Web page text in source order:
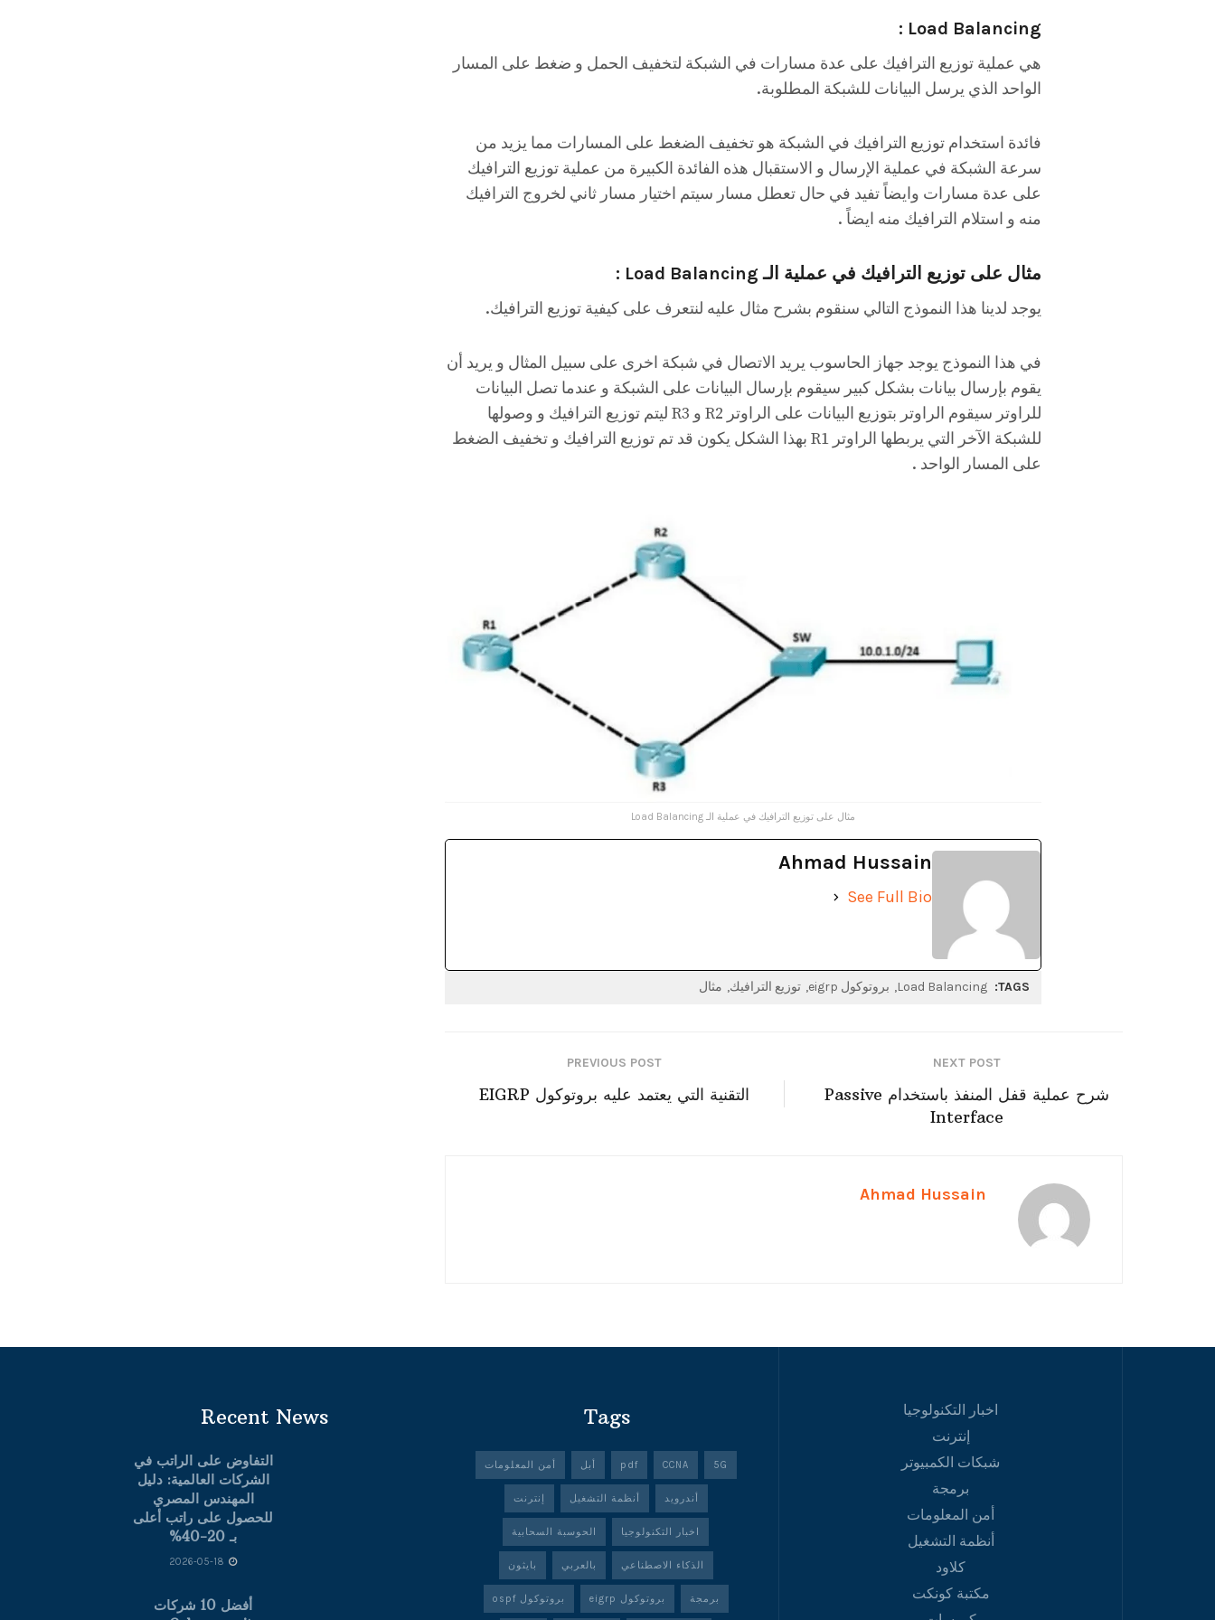
Load Balancing :
هي عملية توزيع الترافيك على عدة مسارات في الشبكة لتخفيف الحمل و ضغط على المسار
الواحد الذي يرسل البيانات للشبكة المطلوبة.
فائدة استخدام توزيع الترافيك في الشبكة هو تخفيف الضغط على المسارات مما يزيد من
سرعة الشبكة في عملية الإرسال و الاستقبال هذه الفائدة الكبيرة من عملية توزيع الترافيك
على عدة مسارات وايضاً تفيد في حال تعطل مسار سيتم اختيار مسار ثاني لخروج الترافيك
منه و استلام الترافيك منه ايضاً .
مثال على توزيع الترافيك في عملية الـ Load Balancing :
يوجد لدينا هذا النموذج التالي سنقوم بشرح مثال عليه لنتعرف على كيفية توزيع الترافيك.
في هذا النموذج يوجد جهاز الحاسوب يريد الاتصال في شبكة اخرى على سبيل المثال و يريد أن
يقوم بإرسال بيانات بشكل كبير سيقوم بإرسال البيانات على الشبكة و عندما تصل البيانات
للراوتر سيقوم الراوتر بتوزيع البيانات على الراوتر R2 و R3 ليتم توزيع الترافيك و وصولها
للشبكة الآخر التي يربطها الراوتر R1 بهذا الشكل يكون قد تم توزيع الترافيك و تخفيف الضغط
على المسار الواحد .
مثال على توزيع الترافيك في عملية الـ Load Balancing
Ahmad Hussain
See Full Bio
TAGS:
Load Balancing بروتوكول eigrp توزيع الترافيك مثال
PREVIOUS POST
التقنية التي يعتمد عليه بروتوكول EIGRP
NEXT POST
شرح عملية قفل المنفذ باستخدام Passive
Interface
Ahmad Hussain
اخبار التكنولوجيا
إنترنت
شبكات الكمبيوتر
برمجة
أمن المعلومات
أنظمة التشغيل
كلاود
مكتبة كونكت
Tags
5G
CCNA
pdf أبل أمن المعلومات
أندرويد أنظمة التشغيل إنترنت
اخبار التكنولوجيا الحوسبة السحابية
الذكاء الاصطناعي بالعربي بايثون
برمجة بروتوكول eigrp بروتوكول ospf
Recent News
التفاوض على الراتب في
الشركات العالمية: دليل
المهندس المصري
للحصول على راتب أعلى
بـ 20-40%
أفضل 10 شركات